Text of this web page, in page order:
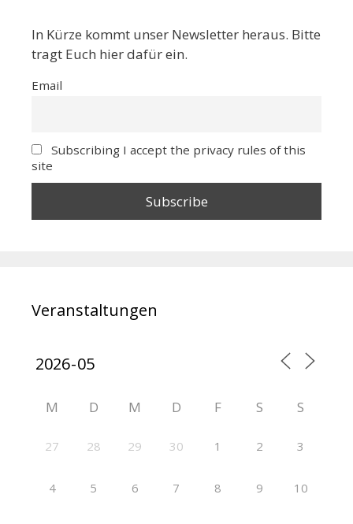
In Kürze kommt unser Newsletter heraus. Bitte
tragt Euch hier dafür ein.
Email
Subscribing I accept the privacy rules of this
site
Veranstaltungen
M D M D F S S
27 28 29 30 1 2 3
4 5 6 7 8 9 10